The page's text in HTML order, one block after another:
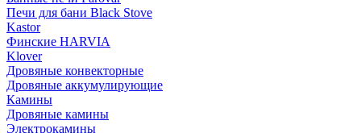
Печи для бани Black Stove
Kastor
Финские HARVIA
Klover
Дровяные конвекторные
Дровяные аккумулирующие
Камины
Дровяные камины
Электрокамины